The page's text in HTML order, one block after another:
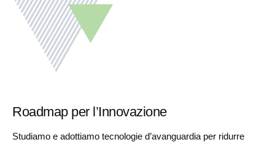
Roadmap per l’Innovazione
Studiamo e adottiamo tecnologie d’avanguardia per ridurre